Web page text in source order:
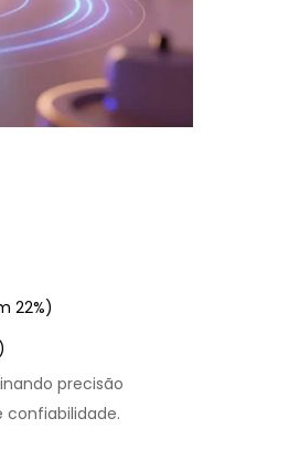
22%)
precisão
confiabilidade.